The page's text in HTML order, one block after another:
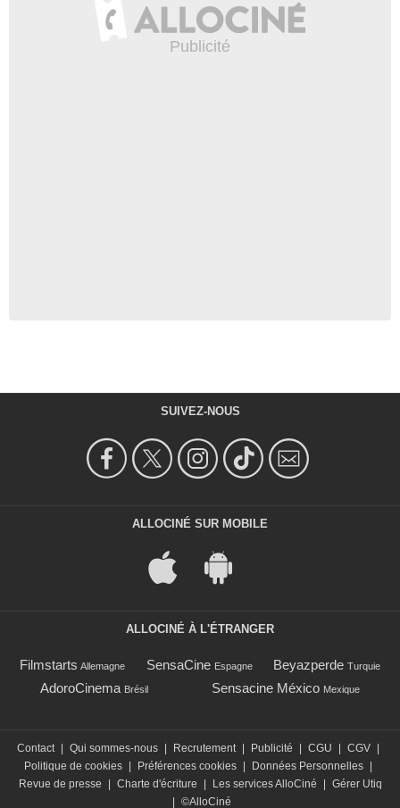
SUIVEZ-NOUS
ALLOCINÉ SUR MOBILE
ALLOCINÉ À L'ÉTRANGER
Filmstarts Allemagne SensaCine Espagne Beyazperde Turquie
AdoroCinema Brésil Sensacine México Mexique
Contact Qui sommes-nous Recrutement Publicité CGU CGV
Politique de cookies
Préférences cookies Données Personnelles
Revue de presse
Charte d'écriture Les services AlloCiné
Gérer Utiq
©AlloCiné